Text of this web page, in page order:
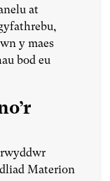
at
y maes
bod eu
Materion